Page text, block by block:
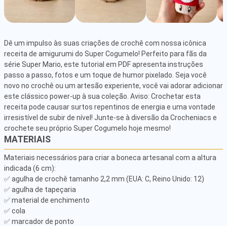
Dê um impulso às suas criações de crochê com nossa icônica
receita de amigurumi do Super Cogumelo! Perfeito para fãs da
série Super Mario, este tutorial em PDF apresenta instruções
passo a passo, fotos e um toque de humor pixelado. Seja você
novo no crochê ou um artesão experiente, você vai adorar adicionar
este clássico power-up à sua coleção. Aviso: Crochetar esta
receita pode causar surtos repentinos de energia e uma vontade
irresistível de subir de nível! Junte-se à diversão da Crocheniacs e
crochete seu próprio Super Cogumelo hoje mesmo!
MATERIAIS
Materiais necessários para criar a boneca artesanal com a altura
indicada (6 cm):
✅ agulha de crochê tamanho 2,2 mm (EUA: C, Reino Unido: 12)
✅ agulha de tapeçaria
✅ material de enchimento
✅ cola
✅ marcador de ponto